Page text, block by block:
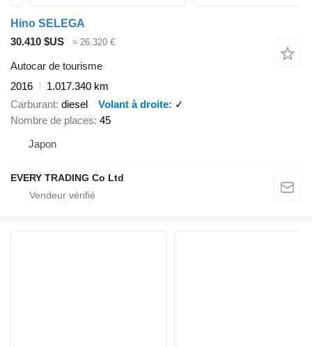
Hino SELEGA
30.410 $US
≈ 26.320 €
Autocar de tourisme
2016
1.017.340 km
Carburant diesel Volant à droite
✓
Nombre de places 45
Japon
EVERY TRADING Co Ltd